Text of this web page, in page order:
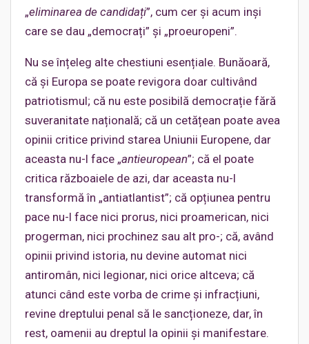
„eliminarea de candidați”, cum cer și acum inși
care se dau „democrați” și „proeuropeni”.
Nu se înțeleg alte chestiuni esențiale. Bunăoară,
că și Europa se poate revigora doar cultivând
patriotismul; că nu este posibilă democrație fără
suveranitate națională; că un cetățean poate avea
opinii critice privind starea Uniunii Europene, dar
aceasta nu-l face „antieuropean”; că el poate
critica războaiele de azi, dar aceasta nu-l
transformă în „antiatlantist”; că opțiunea pentru
pace nu-l face nici prorus, nici proamerican, nici
progerman, nici prochinez sau alt pro-; că, având
opinii privind istoria, nu devine automat nici
antiromân, nici legionar, nici orice altceva; că
atunci când este vorba de crime și infracțiuni,
revine dreptului penal să le sancționeze, dar, în
rest, oamenii au dreptul la opinii și manifestare.